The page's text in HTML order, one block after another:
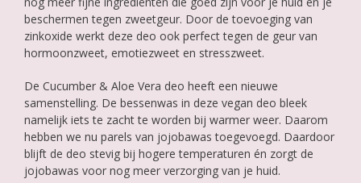
€15.00
beschermen tegen zweetgeur. Door de toevoeging van
zinkoxide werkt deze deo ook perfect tegen de geur van
hormoonzweet, emotiezweet en stresszweet.
De Cucumber & Aloe Vera deo heeft een nieuwe
samenstelling. De bessenwas in deze vegan deo bleek
namelijk iets te zacht te worden bij warmer weer. Daarom
hebben we nu parels van jojobawas toegevoegd. Daardoor
blijft de deo stevig bij hogere temperaturen én zorgt de
jojobawas voor nog meer verzorging van je huid.